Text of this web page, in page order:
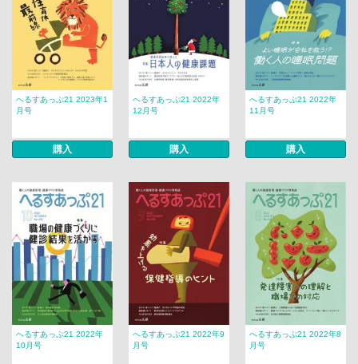
へるすあっぷ21 2023年1
月号
購入
へるすあっぷ21 2022年
12月号
購入
へるすあっぷ21 2022年
11月号
購入
へるすあっぷ21 2022年
10月号
へるすあっぷ21 2022年9
月号
へるすあっぷ21 2022年8
月号